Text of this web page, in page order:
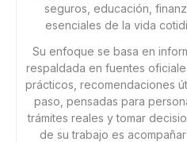
seguros, educación,
esenciales de la vida
Su enfoque se basa en
respaldada en fuentes
prácticos, recomendaciones
paso, pensadas para
trámites reales y tomar
de su trabajo es